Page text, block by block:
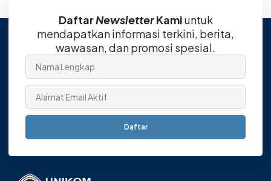
DaftarNewsletterKamiuntuk
mendapatkan informasi terkini, berita,
wawasan, dan promosi spesial.
Daftar